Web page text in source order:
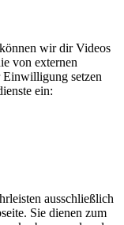
wir dir Videos
von externen
Einwilligung setzen
ein:
ausschließlich
Sie dienen zum